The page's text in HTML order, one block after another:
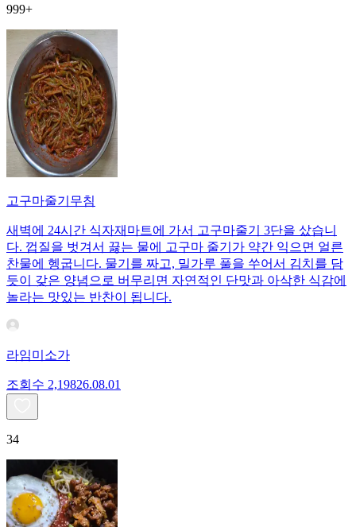
999+
고구마줄기무침
새벽에 24시간 식자재마트에 가서 고구마줄기 3단을 샀습니
다. 껍질을 벗겨서 끓는 물에 고구마 줄기가 약간 익으면 얼른
찬물에 헹굽니다. 물기를 짜고, 밀가루 풀을 쑤어서 김치를 담
듯이 갖은 양념으로 버무리면 자연적인 단맛과 아삭한 식감에
놀라는 맛있는 반찬이 됩니다.
라임미소가
조회수 2,19826.08.01
34